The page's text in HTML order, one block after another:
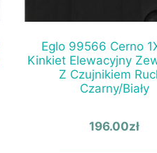
Eglo 99566 Cerno
Kinkiet Elewacyjny
Z Czujnikiem
Czarny/Biały
196.00zł